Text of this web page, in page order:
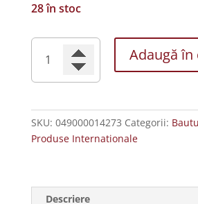
28 în stoc
Cantitate
Fanta
Bautura
Soda
355ml
Adaugă în
SKU: 049000014273 Categorii:
Produse Internationale
Descriere